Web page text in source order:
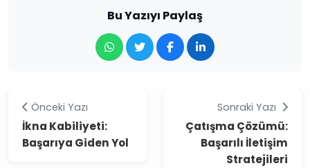
Bu Yazıyı Paylaş
Önceki Yazı
İkna Kabiliyeti:
Başarıya Giden Yol
Sonraki Yazı
Çatışma Çözümü:
Başarılı İletişim
Stratejileri